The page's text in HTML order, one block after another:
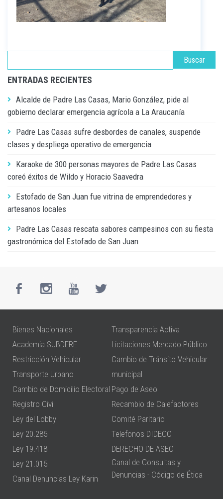
ENTRADAS RECIENTES
Alcalde de Padre Las Casas, Mario González, pide al
gobierno declarar emergencia agrícola a La Araucanía
Padre Las Casas sufre desbordes de canales, suspende
clases y despliega operativo de emergencia
Karaoke de 300 personas mayores de Padre Las Casas
coreó éxitos de Wildo y Horacio Saavedra
Estofado de San Juan fue vitrina de emprendedores y
artesanos locales
Padre Las Casas rescata sabores campesinos con su fiesta
gastronómica del Estofado de San Juan
Bienes Nacionales
Academia SUBDERE
Restricción Vehicular
Transporte Urbano
Cambio de Domicilio Electoral
Registro Civil
Ley del Lobby
Ley 20.285
Ley 19.418
Ley 21.015
Canal Denuncias Ley Karin
Transparencia Activa
Licitaciones Mercado Público
Cambio de Tránsito Vehicular
municipal
Pago de Aseo
Recambio de Calefactores
Comité Paritario
Telefonos DIDECO
DERECHO DE ASEO
Canal de Consultas y
Denuncias - Código de Ética